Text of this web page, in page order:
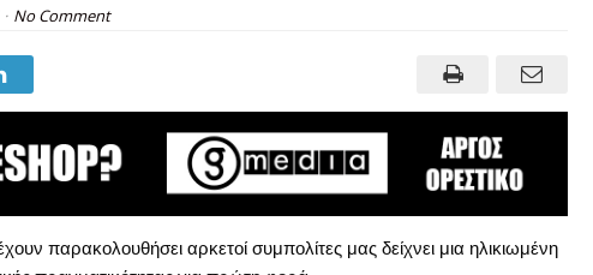
No Comment
παρακολουθήσει αρκετοί συμπολίτες μας δείχνει μια ηλικιωμένη